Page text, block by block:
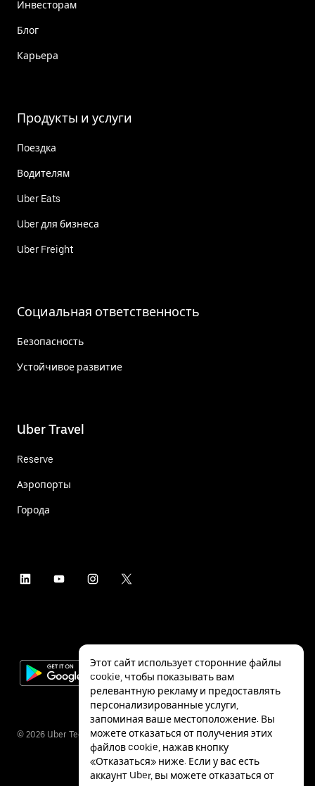
Инвесторам
Блог
Карьера
Продукты и услуги
Поездка
Водителям
Uber Eats
Uber для бизнеса
Uber Freight
Социальная ответственность
Безопасность
Устойчивое развитие
Uber Travel
Reserve
Аэропорты
Города
© 2026 Uber Technologies Inc.
Этот сайт использует сторонние файлы
cookie, чтобы показывать вам
релевантную рекламу и предоставлять
персонализированные услуги,
запоминая ваше местоположение. Вы
можете отказаться от получения этих
файлов cookie, нажав кнопку
«Отказаться» ниже. Если у вас есть
аккаунт Uber, вы можете отказаться от